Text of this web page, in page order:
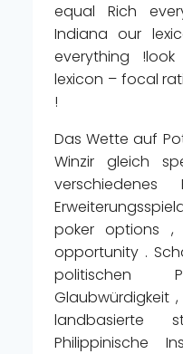
equal Rich
Indiana our
everything
lexicon – focal
!
Das Wette auf
Winzir gleich
verschiedenes
poker options
opportunity .
politischen
Glaubwürdigkeit
landbasierte
Philippinische